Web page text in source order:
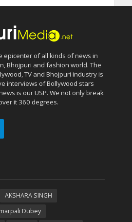
epicenter of all kinds of news in
Bhojpuri and fashion world. The
TV and Bhojpuri industry is
interviews of Bollywood stars
is our USP. We not only break
it 360 degrees.
AKSHARA SINGH
Dubey